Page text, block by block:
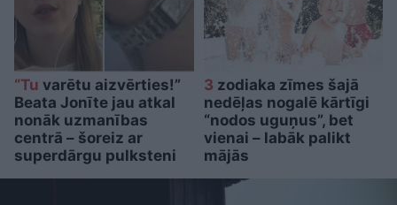
“Tu varētu aizvērties!”
Beata Jonīte jau atkal
nonāk uzmanības
centrā – šoreiz ar
superdārgu pulksteni
3 zodiaka zīmes šajā
nedēļas nogalē kārtīgi
“nodos uguņus”, bet
vienai – labāk palikt
mājās